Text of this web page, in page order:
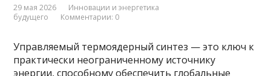
29 мая 2026
Инновации и энергетика
будущего
Комментарии: 0
Управляемый термоядерный синтез — это ключ к
практически неограниченному источнику
энергии, способному обеспечить глобальные